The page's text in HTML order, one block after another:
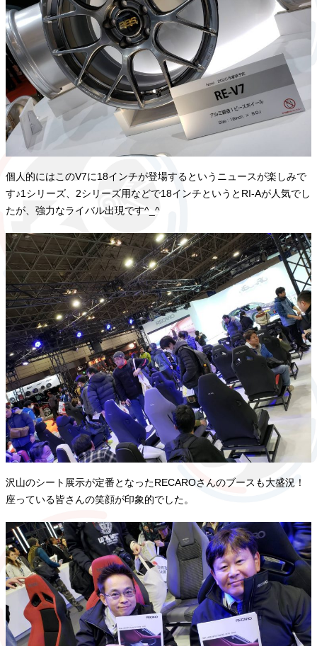
個人的にはこのV7に18インチが登場するというニュースが楽しみで
す♪1シリーズ、2シリーズ用などで18インチというとRI-Aが人気でし
たが、強力なライバル出現です^_^
沢山のシート展示が定番となったRECAROさんのブースも大盛況！
座っている皆さんの笑顔が印象的でした。